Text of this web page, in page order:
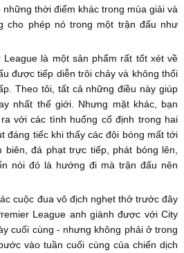
thời điểm khác trong mùa giải và
cho phép nó trong một trận đấu như
League là một sản phẩm rất tốt xét về
được tiếp diễn trôi chảy và không thổi
Theo tôi, tất cả những điều này giúp
nhất thế giới. Nhưng mặt khác, bạn
với các tình huống cố định trong hai
đáng tiếc khi thấy các đội bóng mất tới
biên, đá phạt trực tiếp, phát bóng lên,
nói đó là hướng đi mà trận đấu nên
cuộc đua vô địch nghẹt thở trước đây
League anh giành được với City
cuối cùng - nhưng không phải ở trong
vào tuần cuối cùng của chiến dịch